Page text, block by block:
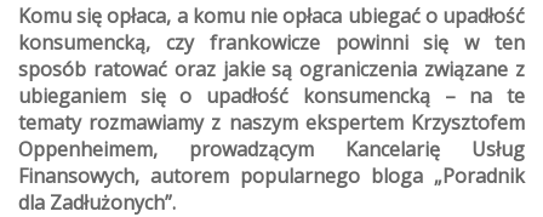
Komu się opłaca, a komu nie opłaca ubiegać o upadłość
konsumencką, czy frankowicze powinni się w ten
sposób ratować oraz jakie są ograniczenia związane z
ubieganiem się o upadłość konsumencką – na te
tematy rozmawiamy z naszym ekspertem Krzysztofem
Oppenheimem, prowadzącym Kancelarię Usług
Finansowych, autorem popularnego bloga „Poradnik
dla Zadłużonych”.